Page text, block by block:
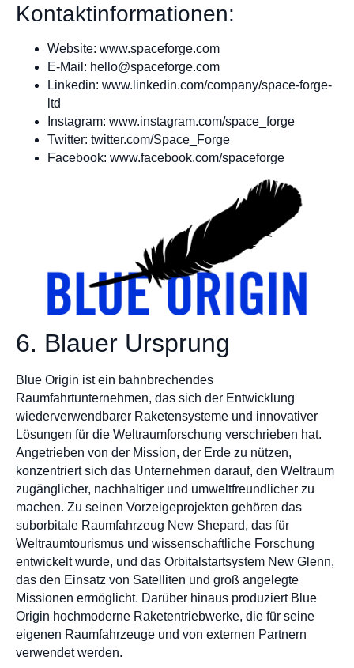
Kontaktinformationen:
Website: www.spaceforge.com
E-Mail: hello@spaceforge.com
Linkedin: www.linkedin.com/company/space-forge-
ltd
Instagram: www.instagram.com/space_forge
Twitter: twitter.com/Space_Forge
Facebook: www.facebook.com/spaceforge
6. Blauer Ursprung
Blue Origin ist ein bahnbrechendes
Raumfahrtunternehmen, das sich der Entwicklung
wiederverwendbarer Raketensysteme und innovativer
Lösungen für die Weltraumforschung verschrieben hat.
Angetrieben von der Mission, der Erde zu nützen,
konzentriert sich das Unternehmen darauf, den Weltraum
zugänglicher, nachhaltiger und umweltfreundlicher zu
machen. Zu seinen Vorzeigeprojekten gehören das
suborbitale Raumfahrzeug New Shepard, das für
Weltraumtourismus und wissenschaftliche Forschung
entwickelt wurde, und das Orbitalstartsystem New Glenn,
das den Einsatz von Satelliten und groß angelegte
Missionen ermöglicht. Darüber hinaus produziert Blue
Origin hochmoderne Raketentriebwerke, die für seine
eigenen Raumfahrzeuge und von externen Partnern
verwendet werden.